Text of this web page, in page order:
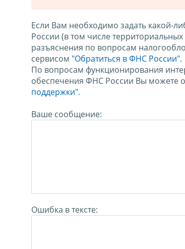
Если Вам необходимо задать какой-
России (в том числе
разъяснения по вопросам
сервисом "Обратиться в ФНС России".
По вопросам функционирования
обеспечения ФНС России Вы можете
поддержки".
Ваше сообщение:
Ошибка в тексте: